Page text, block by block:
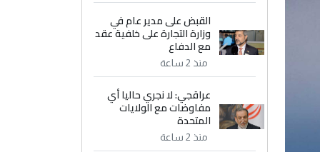
القبض على مدير عام في
وزارة التجارة على خلفية عقد
مع الدفاع
منذ 2 ساعة
عراقجي: لا نجري حاليا أي
مفاوضات مع الولايات
المتحدة
منذ 2 ساعة